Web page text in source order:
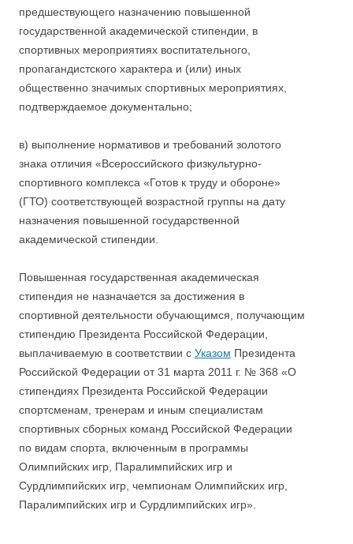
предшествующего назначению повышенной
государственной академической стипендии, в
спортивных мероприятиях воспитательного,
пропагандистского характера и (или) иных
общественно значимых спортивных мероприятиях,
подтверждаемое документально;
в) выполнение нормативов и требований золотого
знака отличия «Всероссийского физкультурно-
спортивного комплекса «Готов к труду и обороне»
(ГТО) соответствующей возрастной группы на дату
назначения повышенной государственной
академической стипендии.
Повышенная государственная академическая
стипендия не назначается за достижения в
спортивной деятельности обучающимся, получающим
стипендию Президента Российской Федерации,
выплачиваемую в соответствии с Указом Президента
Российской Федерации от 31 марта 2011 г. № 368 «О
стипендиях Президента Российской Федерации
спортсменам, тренерам и иным специалистам
спортивных сборных команд Российской Федерации
по видам спорта, включенным в программы
Олимпийских игр, Паралимпийских игр и
Сурдлимпийских игр, чемпионам Олимпийских игр,
Паралимпийских игр и Сурдлимпийских игр».